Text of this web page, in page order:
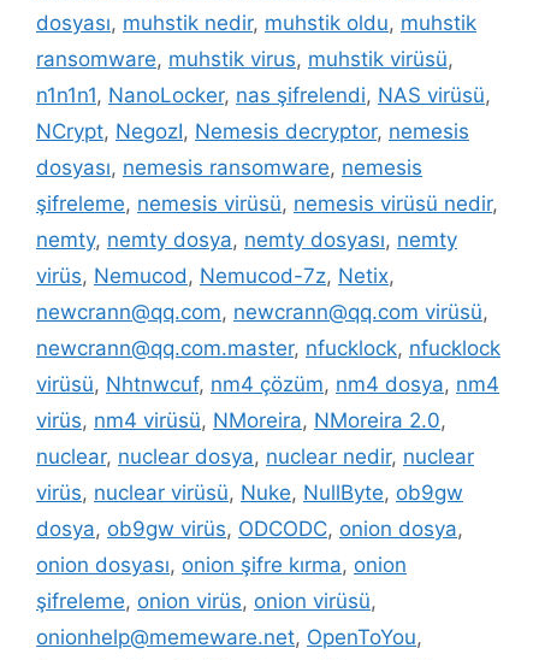
dosyası, muhstik nedir, muhstik oldu, muhstik
ransomware, muhstik virus, muhstik virüsü,
n1n1n1, NanoLocker, nas şifrelendi, NAS virüsü,
NCrypt, NegozI, Nemesis decryptor, nemesis
dosyası, nemesis ransomware, nemesis
şifreleme, nemesis virüsü, nemesis virüsü nedir,
nemty, nemty dosya, nemty dosyası, nemty
virüs, Nemucod, Nemucod-7z, Netix,
newcrann@qq.com, newcrann@qq.com virüsü,
newcrann@qq.com.master, nfucklock, nfucklock
virüsü, Nhtnwcuf, nm4 çözüm, nm4 dosya, nm4
virüs, nm4 virüsü, NMoreira, NMoreira 2.0,
nuclear, nuclear dosya, nuclear nedir, nuclear
virüs, nuclear virüsü, Nuke, NullByte, ob9gw
dosya, ob9gw virüs, ODCODC, onion dosya,
onion dosyası, onion şifre kırma, onion
şifreleme, onion virüs, onion virüsü,
onionhelp@memeware.net, OpenToYou,